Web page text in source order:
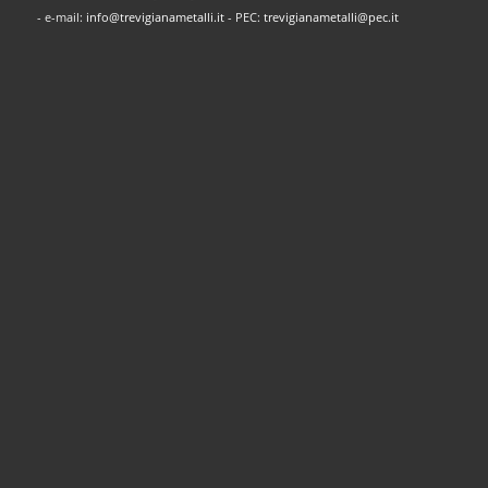
- e-mail: info@trevigianametalli.it- PEC: trevigianametalli@pec.it